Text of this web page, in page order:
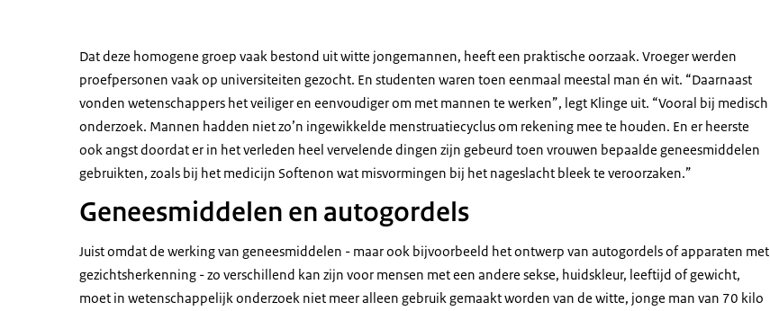
Dat deze homogene groep vaak bestond uit witte jongemannen, heeft een praktische oorzaak. Vroeger werden
proefpersonen vaak op universiteiten gezocht. En studenten waren toen eenmaal meestal man én wit. “Daarnaast
vonden wetenschappers het veiliger en eenvoudiger om met mannen te werken”, legt Klinge uit. “Vooral bij medisch
onderzoek. Mannen hadden niet zo’n ingewikkelde menstruatiecyclus om rekening mee te houden. En er heerste
ook angst doordat er in het verleden heel vervelende dingen zijn gebeurd toen vrouwen bepaalde geneesmiddelen
gebruikten, zoals bij het medicijn Softenon wat misvormingen bij het nageslacht bleek te veroorzaken.”
Geneesmiddelen en autogordels
Juist omdat de werking van geneesmiddelen - maar ook bijvoorbeeld het ontwerp van autogordels of apparaten met
gezichtsherkenning - zo verschillend kan zijn voor mensen met een andere sekse, huidskleur, leeftijd of gewicht,
moet in wetenschappelijk onderzoek niet meer alleen gebruik gemaakt worden van de witte, jonge man van 70 kilo